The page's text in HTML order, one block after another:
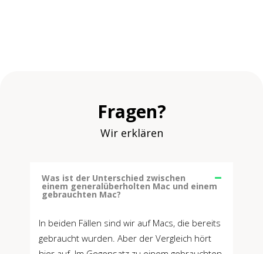
Fragen?
Wir erklären
Was ist der Unterschied zwischen
einem generalüberholten Mac und einem
gebrauchten Mac?
In beiden Fällen sind wir auf Macs, die bereits
gebraucht wurden. Aber der Vergleich hört